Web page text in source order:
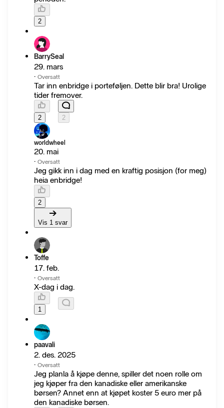
2
BarrySeal
29. mars
· Oversatt
Tar inn enbridge i porteføljen. Dette blir bra! Urolige
tider fremover.
2 2
worldwheel
20. mai
· Oversatt
Jeg gikk inn i dag med en kraftig posisjon (for meg)
heia enbridge!
2
Vis 1 svar
Toffe
17. feb.
· Oversatt
X-dag i dag.
1
paavali
2. des. 2025
· Oversatt
Jeg planla å kjøpe denne, spiller det noen rolle om
jeg kjøper fra den kanadiske eller amerikanske
børsen? Annet enn at kjøpet koster 5 euro mer på
den kanadiske børsen.